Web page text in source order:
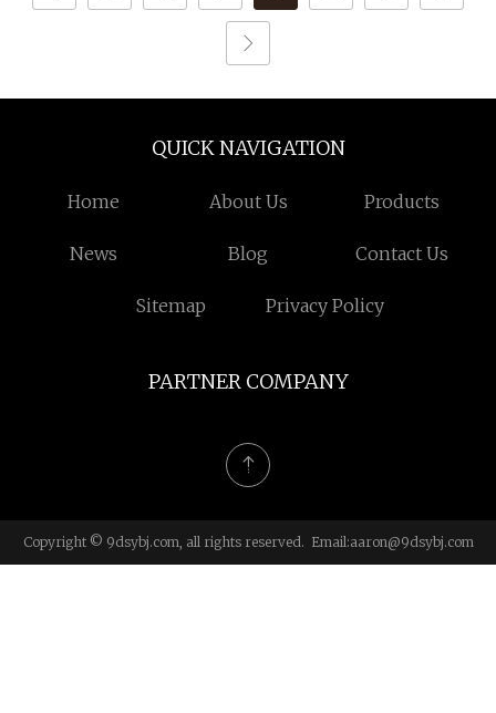
QUICK NAVIGATION
Home About Us Products
News Blog Contact Us
Sitemap Privacy Policy
PARTNER COMPANY
Copyright © 9dsybj.com, all rights reserved. Email:aaron@9dsybj.com